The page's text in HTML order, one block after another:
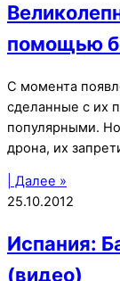
помощью
С момента
сделанные с их
популярными.
дрона, их
| Далее »
25.10.2012
Испания:
(видео)